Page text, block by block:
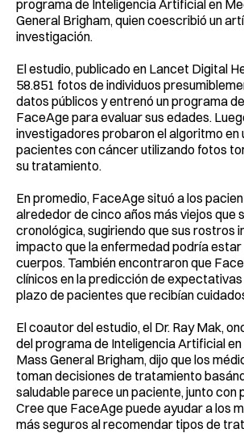
programa de Inteligencia Artificial en
General Brigham, quien coescribió un
investigación.
El estudio, publicado en Lancet Digital
58.851 fotos de individuos
datos públicos y entrenó un programa
FaceAge para evaluar sus edades.
investigadores probaron el algoritmo en
pacientes con cáncer utilizando fotos
su tratamiento.
En promedio, FaceAge situó a los
alrededor de cinco años más viejos que
cronológica, sugiriendo que sus rostros
impacto que la enfermedad podría estar
cuerpos. También encontraron que
clínicos en la predicción de
plazo de pacientes que recibían
El coautor del estudio, el Dr. Ray Mak,
del programa de Inteligencia Artificial
Mass General Brigham, dijo que los
toman decisiones de tratamiento
saludable parece un paciente, junto con
Cree que FaceAge puede ayudar a los
más seguros al recomendar tipos de